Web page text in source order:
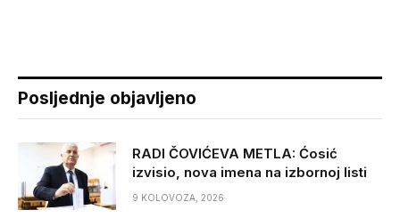
Posljednje objavljeno
RADI ČOVIĆEVA METLA: Ćosić
izvisio, nova imena na izbornoj listi
9 KOLOVOZA, 2026